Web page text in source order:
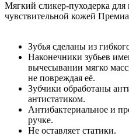
Мягкий сликер-пуходерка для
чувствительной кожей
Зубья сделаны из
Наконечники зубьев
вычесывании мягко
не повреждая её.
Зубчики обработаны
антистатиком.
Антибактериальное и
ручке.
Не оставляет статики.